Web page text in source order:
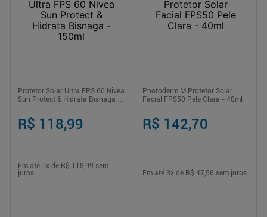
Protetor Solar Ultra FPS 60 Nivea
Sun Protect & Hidrata Bisnaga -
R$ 118,99
Em até 1 x de R$ 118,99 sem
juros
Photoderm M Protetor Solar
Facial FPS50 Pele Clara - 40ml
R$ 142,70
Em até 3x de R$ 47,56 sem juros